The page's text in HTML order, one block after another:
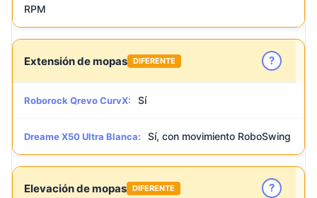
RPM
Extensión de mopas DIFERENTE ?
Roborock Qrevo CurvX: Sí
Dreame X50 Ultra Blanca: Sí, con movimiento RoboSwing
Elevación de mopas DIFERENTE ?